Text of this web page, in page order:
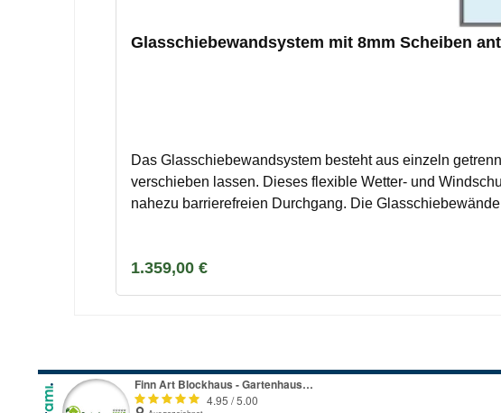
Glasschiebewandsystem mit 8mm Scheiben
Das Glasschiebewandsystem besteht aus einzeln
verschieben lassen. Dieses flexible Wetter- und
nahezu barrierefreien Durchgang. Die
Unterschiene aus Aluminium und Edelstahlhandgriffen.
Regulärer Preis:
1.359,00 €